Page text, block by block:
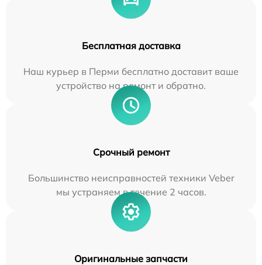
Бесплатная доставка
Наш курьер в Перми бесплатно доставит ваше
устройство на ремонт и обратно.
Срочный ремонт
Большинство неисправностей техники Veber
мы устраняем в течение 2 часов.
Оригинальные запчасти